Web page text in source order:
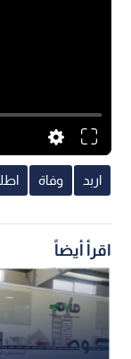
اربد وفاة
اقرأ أيضاً